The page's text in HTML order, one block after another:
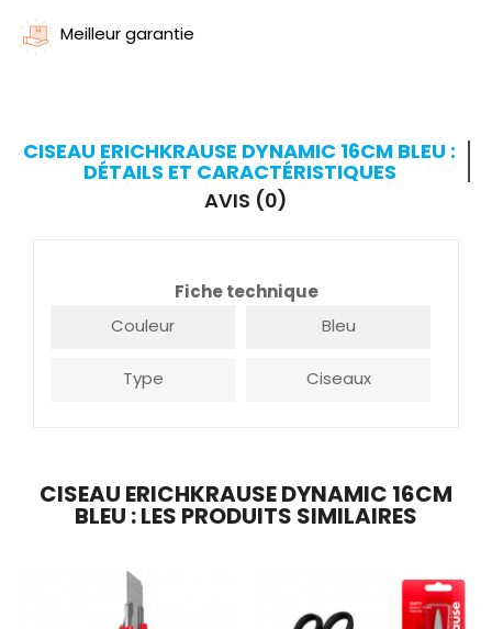
Meilleur garantie
CISEAU ERICHKRAUSE DYNAMIC 16CM BLEU :
DÉTAILS ET CARACTÉRISTIQUES
AVIS (0)
Fiche technique
Couleur
Bleu
Type Ciseaux
CISEAU ERICHKRAUSE DYNAMIC 16CM
BLEU : LES PRODUITS SIMILAIRES